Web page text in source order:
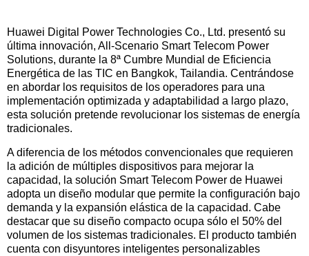
Huawei Digital Power Technologies Co., Ltd. presentó su
última innovación, All-Scenario Smart Telecom Power
Solutions, durante la 8ª Cumbre Mundial de Eficiencia
Energética de las TIC en Bangkok, Tailandia. Centrándose
en abordar los requisitos de los operadores para una
implementación optimizada y adaptabilidad a largo plazo,
esta solución pretende revolucionar los sistemas de energía
tradicionales.
A diferencia de los métodos convencionales que requieren
la adición de múltiples dispositivos para mejorar la
capacidad, la solución Smart Telecom Power de Huawei
adopta un diseño modular que permite la configuración bajo
demanda y la expansión elástica de la capacidad. Cabe
destacar que su diseño compacto ocupa sólo el 50% del
volumen de los sistemas tradicionales. El producto también
cuenta con disyuntores inteligentes personalizables